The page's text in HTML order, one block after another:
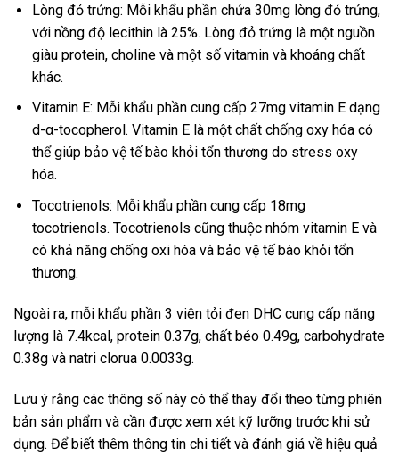
Lòng đỏ trứng: Mỗi khẩu phần chứa 30mg lòng đỏ trứng,
với nồng độ lecithin là 25%. Lòng đỏ trứng là một nguồn
giàu protein, choline và một số vitamin và khoáng chất
khác.
Vitamin E: Mỗi khẩu phần cung cấp 27mg vitamin E dạng
d-α-tocopherol. Vitamin E là một chất chống oxy hóa có
thể giúp bảo vệ tế bào khỏi tổn thương do stress oxy
hóa.
Tocotrienols: Mỗi khẩu phần cung cấp 18mg
tocotrienols. Tocotrienols cũng thuộc nhóm vitamin E và
có khả năng chống oxi hóa và bảo vệ tế bào khỏi tổn
thương.
Ngoài ra, mỗi khẩu phần 3 viên tỏi đen DHC cung cấp năng
lượng là 7.4kcal, protein 0.37g, chất béo 0.49g, carbohydrate
0.38g và natri clorua 0.0033g.
Lưu ý rằng các thông số này có thể thay đổi theo từng phiên
bản sản phẩm và cần được xem xét kỹ lưỡng trước khi sử
dụng. Để biết thêm thông tin chi tiết và đánh giá về hiệu quả